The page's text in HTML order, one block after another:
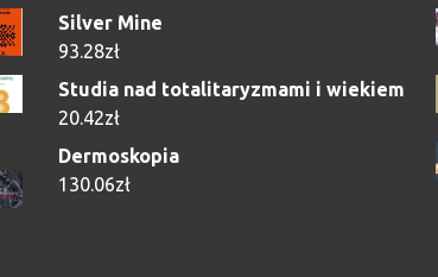
Silver Mine
93.28zł
Studia nad totalitaryzmami i wiekiem
20.42zł
Dermoskopia
130.06zł